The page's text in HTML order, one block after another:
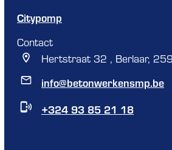
Citypomp
Contact
Hertstraat 32 , Berlaar,
info@betonwerkensmp.be
+324 93 85 21 18